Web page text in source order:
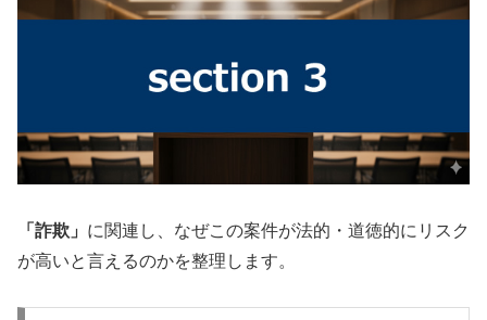
「詐欺」 に関連し、なぜこの案件が法的・道徳的にリスク
が高いと言えるのかを整理します。